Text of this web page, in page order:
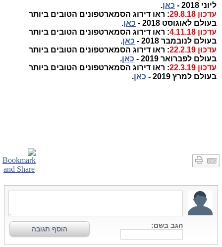
ליוני 2018 -
כאן.
עדכון 29.8.18
: ראו דירוג הסמארטפונים הטובים ביותר
בעולם לאוגוסט 2018
- כאן.
עדכון 4.11.18
: ראו דירוג הסמארטפונים הטובים ביותר
בעולם לנובמבר 2018 -
כאן.
עדכון 22.2.19
: ראו דירוג הסמארטפונים הטובים ביותר
בעולם לפברואר 2019 -
כאן.
עדכון 22.3.19
: ראו דירוג הסמארטפונים הטובים ביותר
בעולם למרץ 2019 -
כאן.